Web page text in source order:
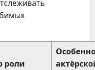
роли